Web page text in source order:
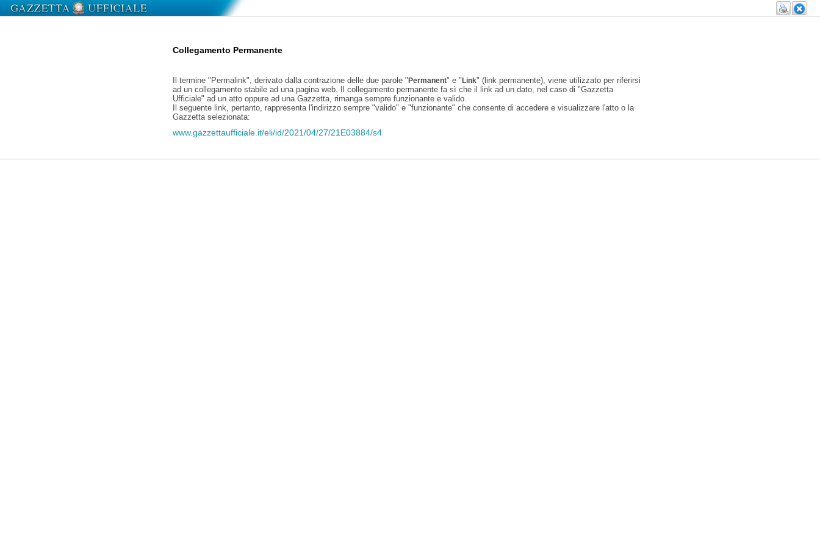
Collegamento Permanente
Il termine "Permalink", derivato dalla contrazione delle due parole "Permanent" e "Link" (link permanente), viene utilizzato per riferirsi
ad un collegamento stabile ad una pagina web. Il collegamento permanente fa sì che il link ad un dato, nel caso di "Gazzetta
Ufficiale" ad un atto oppure ad una Gazzetta, rimanga sempre funzionante e valido.
Il seguente link, pertanto, rappresenta l'indirizzo sempre "valido" e "funzionante" che consente di accedere e visualizzare l'atto o la
Gazzetta selezionata:
www.gazzettaufficiale.it/eli/id/2021/04/27/21E03884/s4